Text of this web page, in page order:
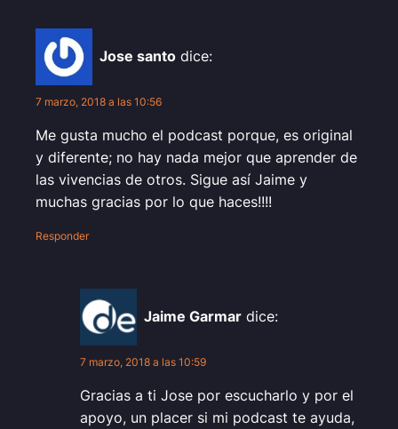
Jose santo dice:
7 marzo, 2018 a las 10:56
Me gusta mucho el podcast porque, es original
y diferente; no hay nada mejor que aprender de
las vivencias de otros. Sigue así Jaime y
muchas gracias por lo que haces!!!!
Responder
Jaime Garmar dice:
7 marzo, 2018 a las 10:59
Gracias a ti Jose por escucharlo y por el
apoyo, un placer si mi podcast te ayuda,